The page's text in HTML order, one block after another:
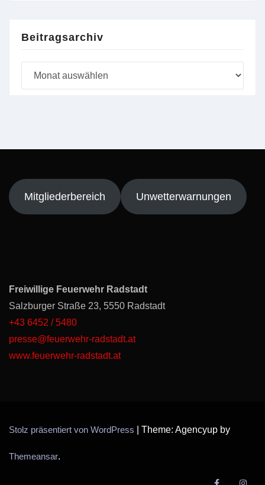
Beitragsarchiv
Mitgliederbereich Unwetterwarnungen
Freiwillige Feuerwehr Radstadt
Salzburger Straße 23, 5550 Radstadt
+43 6452 / 5480
presse@feuerwehr-radstadt.at
www.feuerwehr-radstadt.at
Stolz präsentiert von WordPress Theme: Agencyup by
Themeansar.